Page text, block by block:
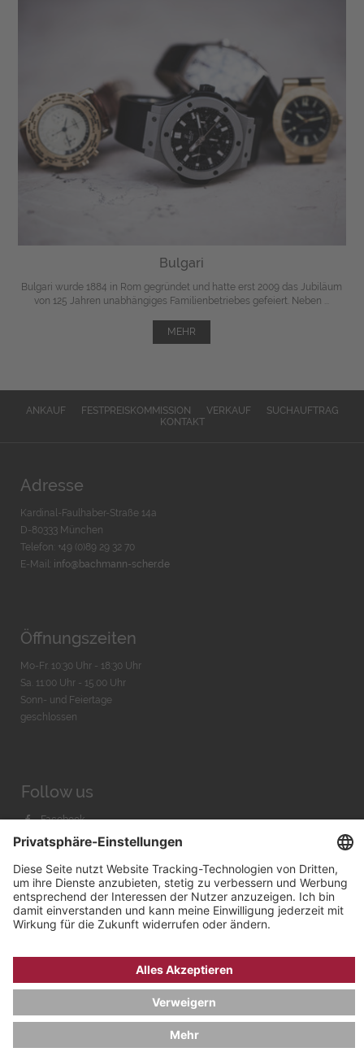
Bulgari
Bulgari wurde 1884 in Rom gegründet und hatte erst 2009 das Jubiläum
von 125 Jahren unabhängiges Familienbetriebes gefeiert. Neben ...
MEHR
ANKAUF FESTPREISKOMMISSION VERKAUF
SUCHAUFTRAG
KONTAKT
Adresse
Kardinal-Faulhaber-Straße 14a
D-80333 München
Telefon: +49 (0)89 29 32 70
E-Mail: info@bachmann-scher.de
Öffnungszeiten
Mo-Fr. 10:30 Uhr - 18:30 Uhr
Sa. 11:00 Uhr - 15.00 Uhr
Sonn- und Feiertage
geschlossen
Follow us
Facebook
Instagram
Bachmann & Scher GmbH / Watchandco GmbH
DATENSCHUTZ IMPRESSUM
VERSANDKOSTEN